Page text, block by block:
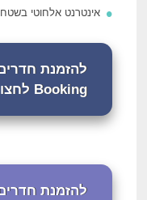
אינטרנט אלחוטי
להזמנת
Booking לחצו כאן
להזמנת